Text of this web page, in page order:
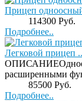
Прицеп
114300 Руб.
Подробнее..
Легковой прицеп
расширенными
85500 Руб.
Подробнее..